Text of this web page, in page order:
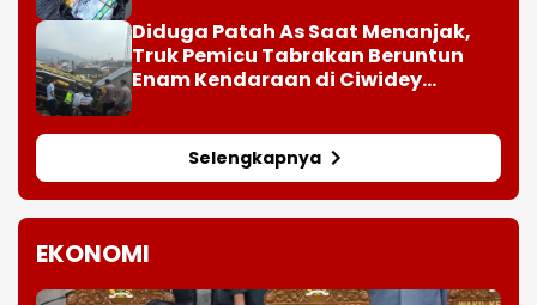
Diduga Patah As Saat Menanjak,
Truk Pemicu Tabrakan Beruntun
Enam Kendaraan di Ciwidey
Selengkapnya
EKONOMI